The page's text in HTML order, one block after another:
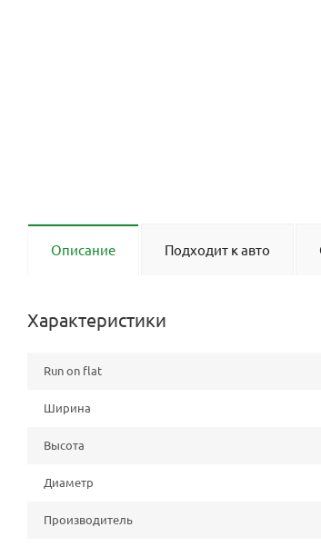
Описание Подходит к авто
Характеристики
Run on flat
Ширина
Высота
Диаметр
Производитель